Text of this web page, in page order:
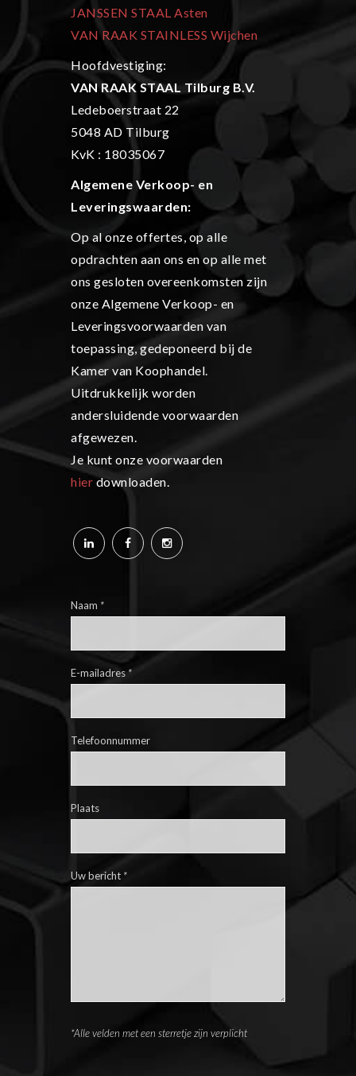
JANSSEN STAAL Asten
VAN RAAK STAINLESS Wijchen
Hoofdvestiging:
VAN RAAK STAAL Tilburg B.V.
Ledeboerstraat 22
5048 AD Tilburg
KvK : 18035067
Algemene Verkoop- en
Leveringswaarden:
Op al onze offertes, op alle
opdrachten aan ons en op alle met
ons gesloten overeenkomsten zijn
onze Algemene Verkoop- en
Leveringsvoorwaarden van
toepassing, gedeponeerd bij de
Kamer van Koophandel.
Uitdrukkelijk worden
andersluidende voorwaarden
afgewezen.
Je kunt onze voorwaarden
hier downloaden.
Naam *
E-mailadres *
Telefoonnummer
Plaats
Uw bericht *
*Alle velden met een sterretje zijn verplicht